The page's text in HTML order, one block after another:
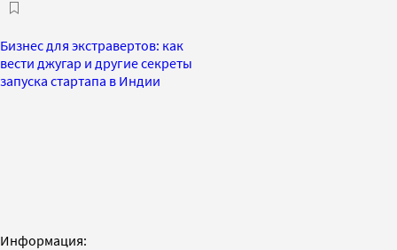
Бизнес для экстравертов: как
вести джугар и другие секреты
запуска стартапа в Индии
Информация: